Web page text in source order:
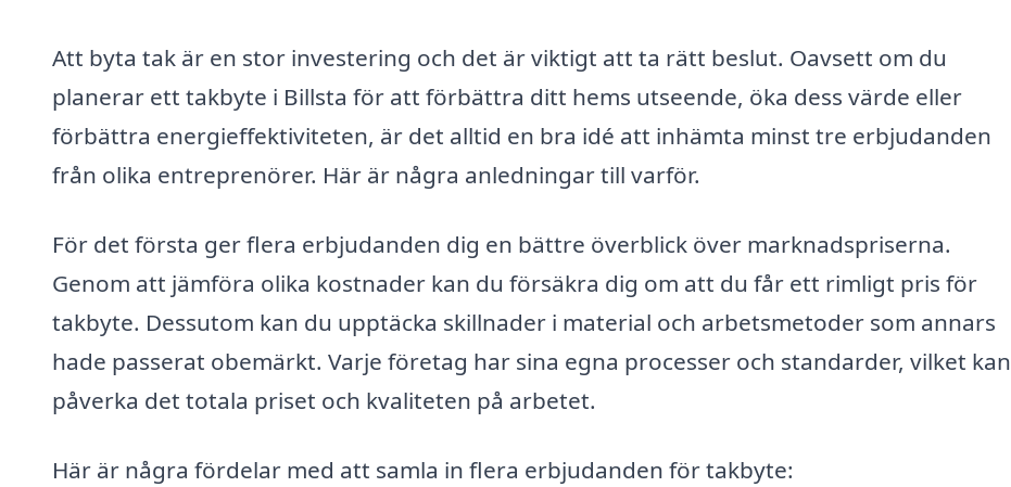
Att byta tak är en stor investering och det är viktigt att ta rätt beslut. Oavsett om du
planerar ett takbyte i Billsta för att förbättra ditt hems utseende, öka dess värde eller
förbättra energieffektiviteten, är det alltid en bra idé att inhämta minst tre erbjudanden
från olika entreprenörer. Här är några anledningar till varför.
För det första ger flera erbjudanden dig en bättre överblick över marknadspriserna.
Genom att jämföra olika kostnader kan du försäkra dig om att du får ett rimligt pris för
takbyte. Dessutom kan du upptäcka skillnader i material och arbetsmetoder som annars
hade passerat obemärkt. Varje företag har sina egna processer och standarder, vilket kan
påverka det totala priset och kvaliteten på arbetet.
Här är några fördelar med att samla in flera erbjudanden för takbyte: